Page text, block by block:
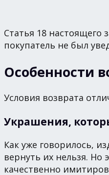
Статья 18 настоящего
покупатель не был
Особенности
Условия возврата
Украшения,
Как уже говорилось,
вернуть их нельзя. Но
качественно